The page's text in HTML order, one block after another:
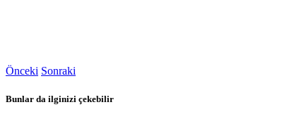
Önceki Sonraki
Bunlar da ilginizi çekebilir